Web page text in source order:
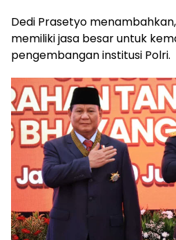
Dedi Prasetyo
memiliki jasa besar untuk
pengembangan institusi Polri.